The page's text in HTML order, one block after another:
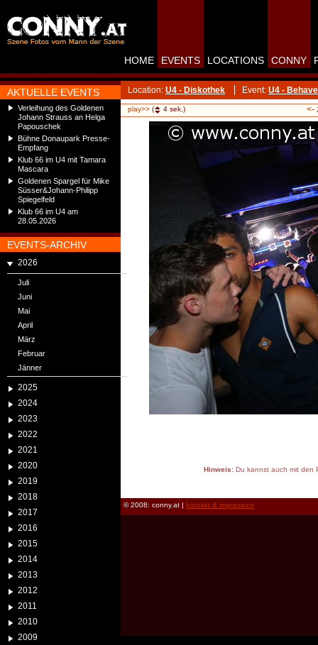
AKTUELLE EVENTS
Verleihung des Goldenen
Johann Strauss an Helga
Papouschek
Bühne Donaupark Presse-
Empfang
Klub 66 im U4 mit Tamara
Mascara
Goldenen Spargel für Mike
Süsser&Johann-Philipp
Spiegelfeld
Klub 66 im U4 am
28.05.2026
EVENTS-ARCHIV
2026
Juli
Juni
Mai
April
März
Februar
Jänner
2025
2024
2023
2022
2021
2020
2019
2018
2017
2016
2015
2014
2013
2012
2011
2010
2009
HOME EVENTS LOCATIONS CONNY
Location: U4 - Diskothek Event: U4 - Behave
play>> ( 4 sek.) <-
Hinweis:Du kannst auch mit den
© 2008: conny.at | kontakt & impressum